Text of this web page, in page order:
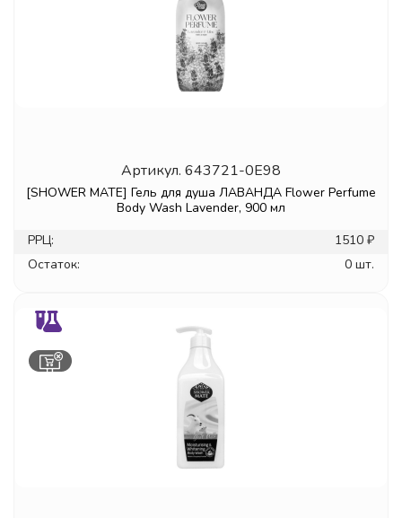
Артикул. 643721-0E98
[SHOWER MATE] Гель для душа ЛАВАНДА Flower Perfume
Body Wash Lavender, 900 мл
РРЦ:
1510 ₽
Остаток:
0 шт.